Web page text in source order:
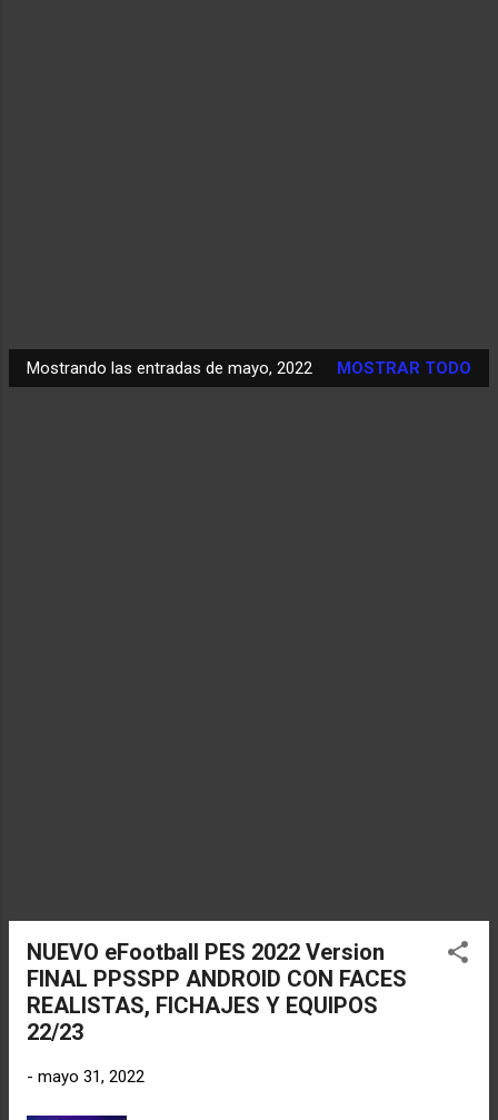
E
Mostrando las entradas de mayo, 2022 MOSTRAR TODO
NUEVO eFootball PES 2022 Version
FINAL PPSSPP ANDROID CON FACES
REALISTAS, FICHAJES Y EQUIPOS
22/23
- mayo 31, 2022